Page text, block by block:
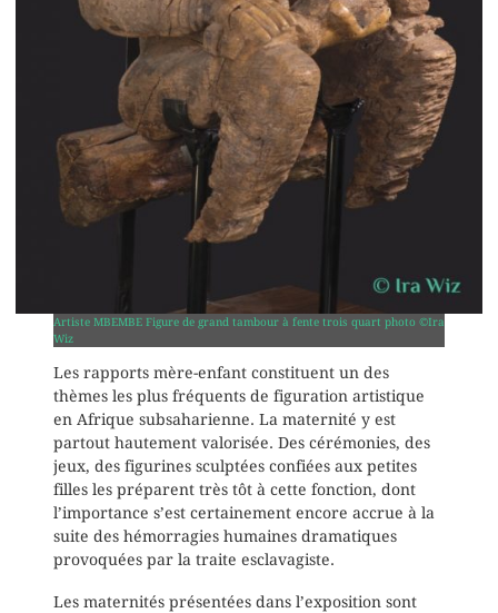
Artiste MBEMBE Figure de grand tambour à fente trois quart photo ©Ira
Wiz
Les rapports mère-enfant constituent un des
thèmes les plus fréquents de figuration artistique
en Afrique subsaharienne. La maternité y est
partout hautement valorisée. Des cérémonies, des
jeux, des figurines sculptées confiées aux petites
filles les préparent très tôt à cette fonction, dont
l’importance s’est certainement encore accrue à la
suite des hémorragies humaines dramatiques
provoquées par la traite esclavagiste.
Les maternités présentées dans l’exposition sont